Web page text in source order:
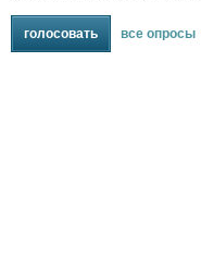
все опросы